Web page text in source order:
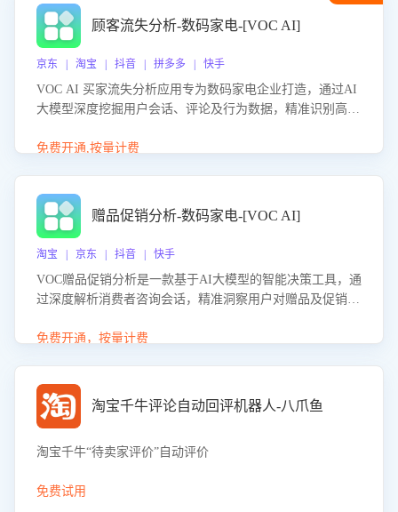
化率，避免陷入单纯价格竞争，实现精准扬长避短。
顾客流失分析-数码家电-[VOC AI]
京东 | 淘宝 | 抖音 | 拼多多 | 快手
VOC AI 买家流失分析应用专为数码家电企业打造，通过AI
大模型深度挖掘用户会话、评论及行为数据，精准识别高流
应延迟、竞品价格冲击等。系统自动输出可落地的挽回策
免费开通,按量计费
赠品促销分析-数码家电-[VOC AI]
淘宝 | 京东 | 抖音 | 快手
VOC赠品促销分析是一款基于AI大模型的智能决策工具，通
过深度解析消费者咨询会话，精准洞察用户对赠品及促销政
销诉求，帮助企业制定个性化赠品组合策略，优化资源投放
免费开通，按量计费
淘宝千牛评论自动回评机器人-八爪鱼
淘宝千牛“待卖家评价”自动评价
免费试用